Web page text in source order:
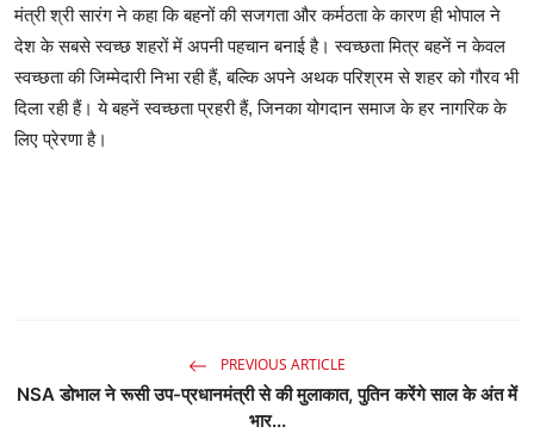
मंत्री श्री सारंग ने कहा कि बहनों की सजगता और कर्मठता के कारण ही भोपाल ने
देश के सबसे स्वच्छ शहरों में अपनी पहचान बनाई है। स्वच्छता मित्र बहनें न केवल
स्वच्छता की जिम्मेदारी निभा रही हैं, बल्कि अपने अथक परिश्रम से शहर को गौरव भी
दिला रही हैं। ये बहनें स्वच्छता प्रहरी हैं, जिनका योगदान समाज के हर नागरिक के
लिए प्रेरणा है।
PREVIOUS ARTICLE
NSA डोभाल ने रूसी उप-प्रधानमंत्री से की मुलाकात, पुतिन करेंगे साल के अंत में
भार...